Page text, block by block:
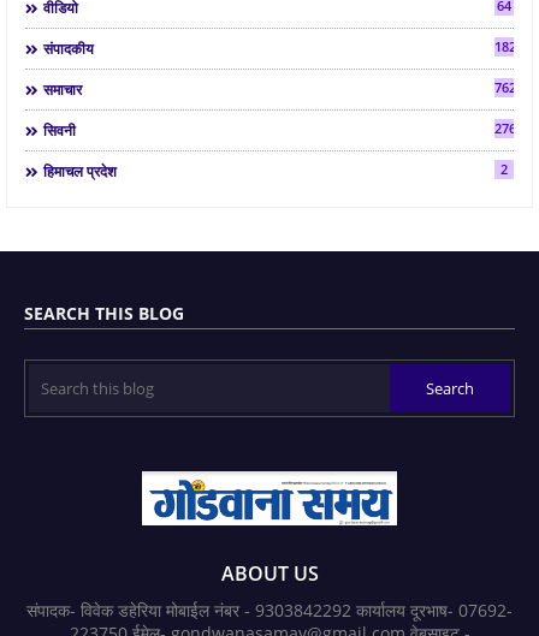
वीडियो 64
संपादकीय 182
समाचार 7624
सिवनी 2763
हिमाचल प्रदेश 2
SEARCH THIS BLOG
ABOUT US
संपादक- विवेक डहेरिया मोबाईल नंबर - 9303842292 कार्यालय दूरभाष- 07692-